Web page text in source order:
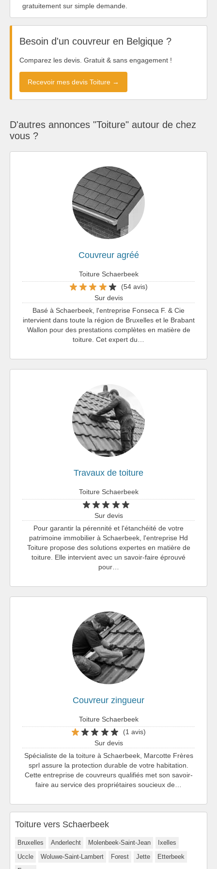
gratuitement sur simple demande.
Besoin d'un couvreur en Belgique ?
Comparez les devis. Gratuit & sans engagement !
Recevoir mes devis Toiture →
D'autres annonces "Toiture" autour de chez
vous ?
Couvreur agréé
Toiture Schaerbeek
(54 avis)
Sur devis
Basé à Schaerbeek, l'entreprise Fonseca F. & Cie
intervient dans toute la région de Bruxelles et le Brabant
Wallon pour des prestations complètes en matière de
toiture. Cet expert du…
Travaux de toiture
Toiture Schaerbeek
Sur devis
Pour garantir la pérennité et l'étanchéité de votre
patrimoine immobilier à Schaerbeek, l'entreprise Hd
Toiture propose des solutions expertes en matière de
toiture. Elle intervient avec un savoir-faire éprouvé
pour…
Couvreur zingueur
Toiture Schaerbeek
(1 avis)
Sur devis
Spécialiste de la toiture à Schaerbeek, Marcotte Frères
sprl assure la protection durable de votre habitation.
Cette entreprise de couvreurs qualifiés met son savoir-
faire au service des propriétaires soucieux de…
Toiture vers Schaerbeek
Bruxelles Anderlecht Molenbeek-Saint-Jean
Ixelles
Uccle
Woluwe-Saint-Lambert Forest Jette
Etterbeek